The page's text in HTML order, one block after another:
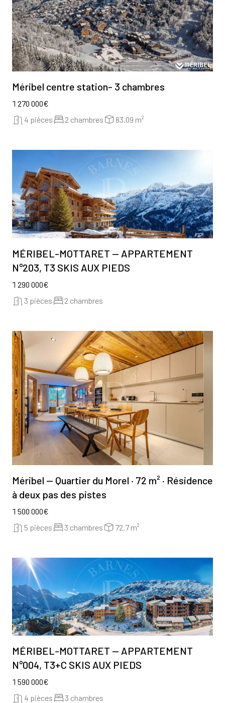
Méribel centre station- 3 chambres
1 270 000€
4 pièces
2 chambres 83.09 m²
MÉRIBEL-MOTTARET — APPARTEMENT
N°203, T3 SKIS AUX PIEDS
1 290 000€
3 pièces
2 chambres
Méribel — Quartier du Morel · 72 m² · Résidence
à deux pas des pistes
1 500 000€
5 pièces
3 chambres 72.7 m²
MÉRIBEL-MOTTARET — APPARTEMENT
N°004, T3+C SKIS AUX PIEDS
1 590 000€
4 pièces
3 chambres